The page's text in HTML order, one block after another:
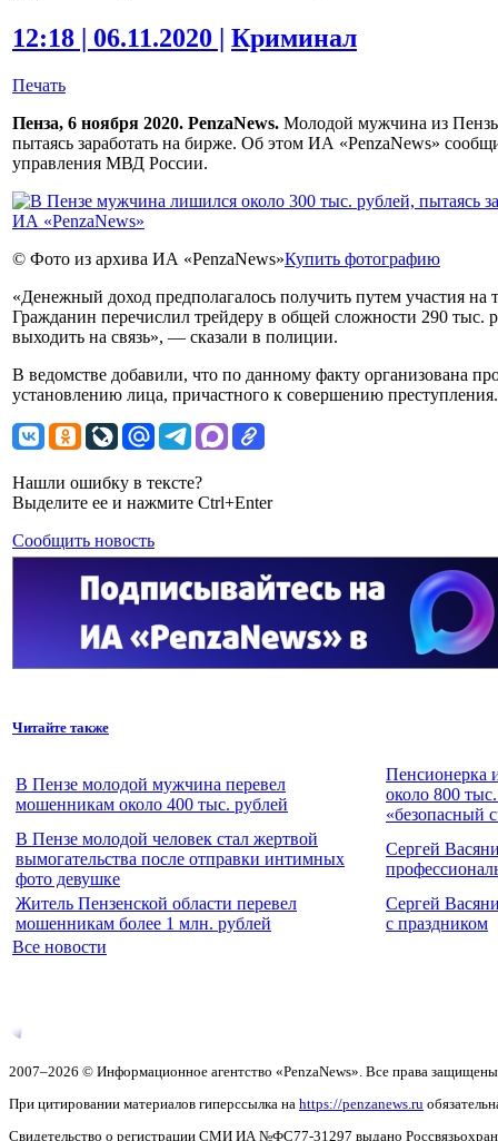
12:18 | 06.11.2020 | Криминал
Печать
Пенза, 6 ноября 2020. PenzaNews. Молодой мужчина из
пытаясь заработать на бирже. Об этом ИА «PenzaNews»
управления МВД России.
© Фото из архива ИА «PenzaNews»Купить фотографию
«Денежный доход предполагалось получить путем участия на
Гражданин перечислил трейдеру в общей сложности 290 тыс.
выходить на связь», — сказали в полиции.
В ведомстве добавили, что по данному факту организована
установлению лица, причастного к совершению преступления.
Нашли ошибку в тексте?
Выделите ее и нажмите Ctrl+Enter
Сообщить новость
Читайте также
В Пензе молодой мужчина перевел
мошенникам около 400 тыс. рублей
Пенсионерка
около 800
«безопасный
В Пензе молодой человек стал жертвой
вымогательства после отправки интимных
фото девушке
Сергей
Житель Пензенской области перевел
мошенникам более 1 млн. рублей
Сергей
с праздником
Все новости
2007–2026 © Информационное агентство «PenzaNews». Все права
При цитировании материалов гиперссылка на https://penzanews.ru
Свидетельство о регистрации СМИ ИА №ФС77-31297 выдано